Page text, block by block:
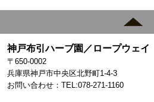
神戸布引ハーブ園／ロープウェイ
〒650-0002
兵庫県神戸市中央区北野町1-4-3
お問い合わせ：TEL:078-271-1160